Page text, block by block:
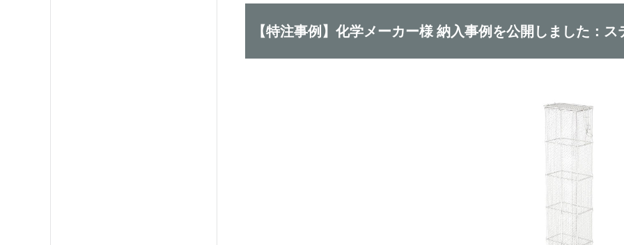
【特注事例】化学メーカー様 納入事例を公開しました：